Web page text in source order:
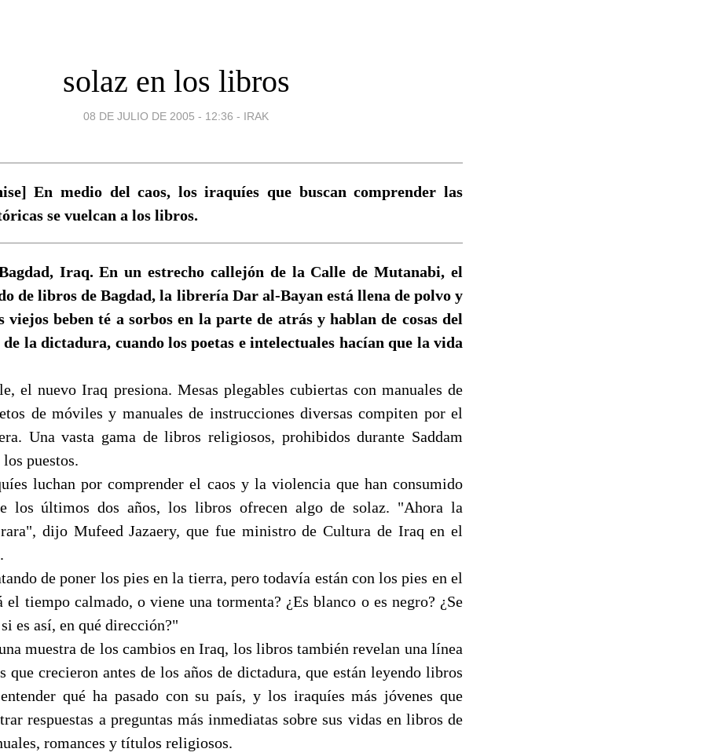
solaz en los libros
08 DE JULIO DE 2005 - 12:36 - IRAK
En medio del caos, los iraquíes que buscan comprender las
se vuelcan a los libros.
Iraq. En un estrecho callejón de la Calle de Mutanabi, el
de libros de Bagdad, la librería Dar al-Bayan está llena de polvo y
viejos beben té a sorbos en la parte de atrás y hablan de cosas del
de la dictadura, cuando los poetas e intelectuales hacían que la vida
el nuevo Iraq presiona. Mesas plegables cubiertas con manuales de
de móviles y manuales de instrucciones diversas compiten por el
Una vasta gama de libros religiosos, prohibidos durante Saddam
puestos.
luchan por comprender el caos y la violencia que han consumido
los últimos dos años, los libros ofrecen algo de solaz. "Ahora la
dijo Mufeed Jazaery, que fue ministro de Cultura de Iraq en el
de poner los pies en la tierra, pero todavía están con los pies en el
tiempo calmado, o viene una tormenta? ¿Es blanco o es negro? ¿Se
es así, en qué dirección?"
muestra de los cambios en Iraq, los libros también revelan una línea
que crecieron antes de los años de dictadura, que están leyendo libros
qué ha pasado con su país, y los iraquíes más jóvenes que
respuestas a preguntas más inmediatas sobre sus vidas en libros de
romances y títulos religiosos.